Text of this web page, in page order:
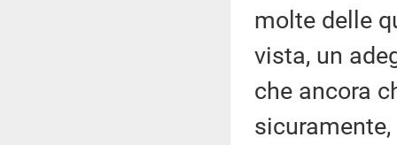
molte delle
vista, un
che ancora